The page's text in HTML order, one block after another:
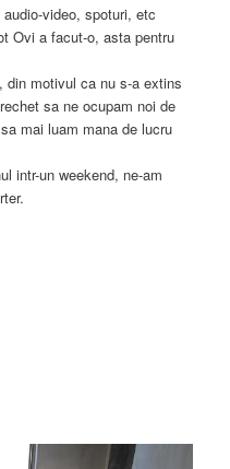
video, spoturi, etc
Ovi a facut-o, asta pentru
motivul ca nu s-a extins
sa ne ocupam noi de
mai luam mana de lucru
intr-un weekend, ne-am